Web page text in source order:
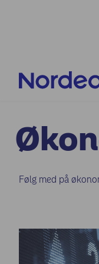
Følg med på